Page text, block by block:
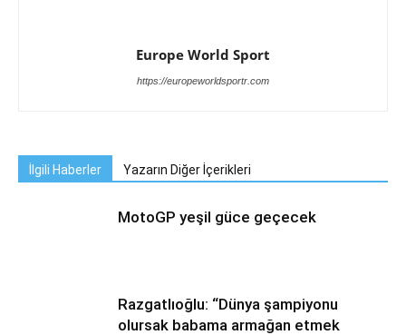
Europe World Sport
https://europeworldsportr.com
İlgili Haberler Yazarın Diğer İçerikleri
MotoGP yeşil güce geçecek
Razgatlıoğlu: “Dünya şampiyonu
olursak babama armağan etmek